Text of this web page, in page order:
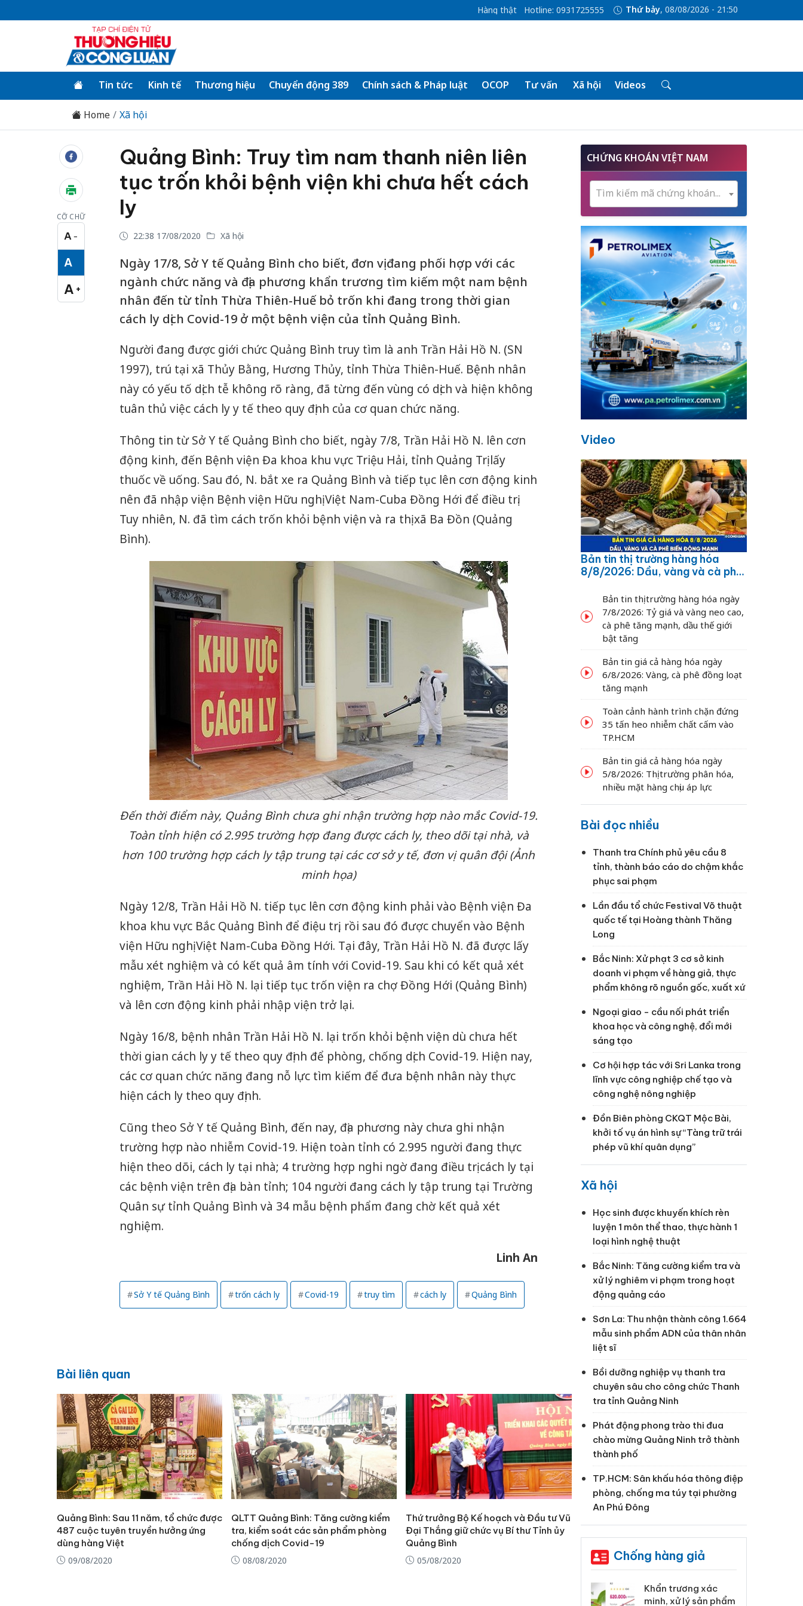
Hàng thật Hotline: 0931725555 Thứ bảy, 08/08/2026 - 21:50
Tin tức Kinh tế Thương hiệu Chuyển động 389 Chính sách & Pháp luật OCOP Tư vấn Xã hội Videos
Home Xã hội
CỠ CHỮ
A −
Cỡ chữ nhỏ
A
Cỡ chữ vừa
A +
Cỡ chữ lớn
Quảng Bình: Truy tìm nam thanh niên liên
tục trốn khỏi bệnh viện khi chưa hết cách
ly
22:38 17/08/2020 Xã hội
Ngày 17/8, Sở Y tế Quảng Bình cho biết, đơn vị đang phối hợp với các
ngành chức năng và địa phương khẩn trương tìm kiếm một nam bệnh
nhân đến từ tỉnh Thừa Thiên-Huế bỏ trốn khi đang trong thời gian
cách ly dịch Covid-19 ở một bệnh viện của tỉnh Quảng Bình.
Người đang được giới chức Quảng Bình truy tìm là anh Trần Hải Hồ N. (SN
1997), trú tại xã Thủy Bằng, Hương Thủy, tỉnh Thừa Thiên-Huế. Bệnh nhân
này có yếu tố dịch tễ không rõ ràng, đã từng đến vùng có dịch và hiện không
tuân thủ việc cách ly y tế theo quy định của cơ quan chức năng.
Thông tin từ Sở Y tế Quảng Bình cho biết, ngày 7/8, Trần Hải Hồ N. lên cơn
động kinh, đến Bệnh viện Đa khoa khu vực Triệu Hải, tỉnh Quảng Trị lấy
thuốc về uống. Sau đó, N. bắt xe ra Quảng Bình và tiếp tục lên cơn động kinh
nên đã nhập viện Bệnh viện Hữu nghị Việt Nam-Cuba Đồng Hới để điều trị.
Tuy nhiên, N. đã tìm cách trốn khỏi bệnh viện và ra thị xã Ba Đồn (Quảng
Bình).
Đến thời điểm này, Quảng Bình chưa ghi nhận trường hợp nào mắc Covid-19.
Toàn tỉnh hiện có 2.995 trường hợp đang được cách ly, theo dõi tại nhà, và
hơn 100 trường hợp cách ly tập trung tại các cơ sở y tế, đơn vị quân đội (Ảnh
minh họa)
Ngày 12/8, Trần Hải Hồ N. tiếp tục lên cơn động kinh phải vào Bệnh viện Đa
khoa khu vực Bắc Quảng Bình để điệu trị, rồi sau đó được chuyển vào Bệnh
viện Hữu nghị Việt Nam-Cuba Đồng Hới. Tại đây, Trần Hải Hồ N. đã được lấy
mẫu xét nghiệm và có kết quả âm tính với Covid-19. Sau khi có kết quả xét
nghiệm, Trần Hải Hồ N. lại tiếp tục trốn viện ra chợ Đồng Hới (Quảng Bình)
và lên cơn động kinh phải nhập viện trở lại.
Ngày 16/8, bệnh nhân Trần Hải Hồ N. lại trốn khỏi bệnh viện dù chưa hết
thời gian cách ly y tế theo quy định để phòng, chống dịch Covid-19. Hiện nay,
các cơ quan chức năng đang nỗ lực tìm kiếm để đưa bệnh nhân này thực
hiện cách ly theo quy định.
Cũng theo Sở Y tế Quảng Bình, đến nay, địa phương này chưa ghi nhận
trường hợp nào nhiễm Covid-19. Hiện toàn tỉnh có 2.995 người đang thực
hiện theo dõi, cách ly tại nhà; 4 trường hợp nghi ngờ đang điều trị cách ly tại
các bệnh viện trên địa bàn tỉnh; 104 người đang cách ly tập trung tại Trường
Quân sự tỉnh Quảng Bình và 34 mẫu bệnh phẩm đang chờ kết quả xét
nghiệm.
Linh An
Sở Y tế Quảng Bình trốn cách ly Covid-19 truy tìm cách ly Quảng Bình
Bài liên quan
Quảng Bình: Sau 11 năm, tổ chức được
487 cuộc tuyên truyền hưởng ứng
dùng hàng Việt
09/08/2020
QLTT Quảng Bình: Tăng cường kiểm
tra, kiểm soát các sản phẩm phòng
chống dịch Covid-19
08/08/2020
Thứ trưởng Bộ Kế hoạch và Đầu tư Vũ
Đại Thắng giữ chức vụ Bí thư Tỉnh ủy
Quảng Bình
05/08/2020
CHỨNG KHOÁN VIỆT NAM
Tìm kiếm mã chứng khoán...
Video
Bản tin thị trường hàng hóa
8/8/2026: Dầu, vàng và cà phê
Bản tin thị trường hàng hóa ngày
7/8/2026: Tỷ giá và vàng neo cao,
cà phê tăng mạnh, dầu thế giới
bật tăng
Bản tin giá cả hàng hóa ngày
6/8/2026: Vàng, cà phê đồng loạt
tăng mạnh
Toàn cảnh hành trình chặn đứng
35 tấn heo nhiễm chất cấm vào
TP.HCM
Bản tin giá cả hàng hóa ngày
5/8/2026: Thị trường phân hóa,
nhiều mặt hàng chịu áp lực
Bài đọc nhiều
Thanh tra Chính phủ yêu cầu 8
tỉnh, thành báo cáo do chậm khắc
phục sai phạm
Lần đầu tổ chức Festival Võ thuật
quốc tế tại Hoàng thành Thăng
Long
Bắc Ninh: Xử phạt 3 cơ sở kinh
doanh vi phạm về hàng giả, thực
phẩm không rõ nguồn gốc, xuất xứ
Ngoại giao - cầu nối phát triển
khoa học và công nghệ, đổi mới
sáng tạo
Cơ hội hợp tác với Sri Lanka trong
lĩnh vực công nghiệp chế tạo và
công nghệ nông nghiệp
Đồn Biên phòng CKQT Mộc Bài,
khởi tố vụ án hình sự “Tàng trữ trái
phép vũ khí quân dụng”
Xã hội
Học sinh được khuyến khích rèn
luyện 1 môn thể thao, thực hành 1
loại hình nghệ thuật
Bắc Ninh: Tăng cường kiểm tra và
xử lý nghiêm vi phạm trong hoạt
động quảng cáo
Sơn La: Thu nhận thành công 1.664
mẫu sinh phẩm ADN của thân nhân
liệt sĩ
Bồi dưỡng nghiệp vụ thanh tra
chuyên sâu cho công chức Thanh
tra tỉnh Quảng Ninh
Phát động phong trào thi đua
chào mừng Quảng Ninh trở thành
thành phố
TP.HCM: Sân khấu hóa thông điệp
phòng, chống ma túy tại phường
An Phú Đông
Chống hàng giả
Khẩn trương xác
minh, xử lý sản phẩm